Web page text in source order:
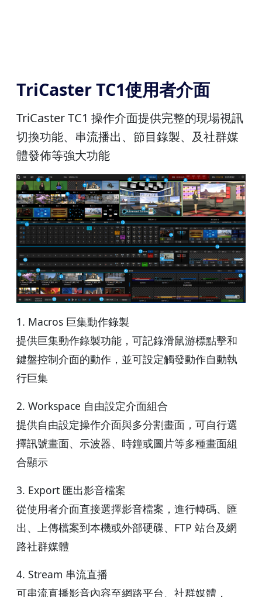
TriCaster TC1使用者介面
TriCaster TC1 操作介面提供完整的現場視訊
切換功能、串流播出、節目錄製、及社群媒
體發佈等強大功能
1. Macros 巨集動作錄製
提供巨集動作錄製功能，可記錄滑鼠游標點擊和
鍵盤控制介面的動作，並可設定觸發動作自動執
行巨集
2. Workspace 自由設定介面組合
提供自由設定操作介面與多分割畫面，可自行選
擇訊號畫面、示波器、時鐘或圖片等多種畫面組
合顯示
3. Export 匯出影音檔案
從使用者介面直接選擇影音檔案，進行轉碼、匯
出、上傳檔案到本機或外部硬碟、FTP 站台及網
路社群媒體
4. Stream 串流直播
可串流直播影音內容至網路平台、社群媒體，